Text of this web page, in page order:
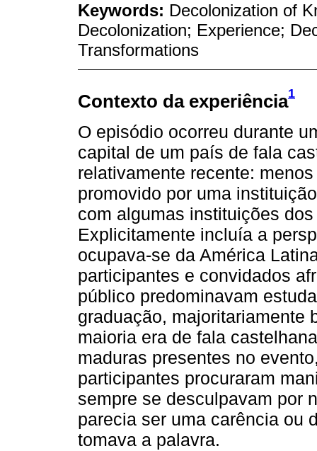
Keywords: Decolonization of
Decolonization; Experience;
Transformations
Contexto da experiência1
O episódio ocorreu durante
capital de um país de fala
relativamente recente:
promovido por uma
com algumas instituições
Explicitamente incluía a
ocupava-se da América
participantes e convidados
público predominavam
graduação, majoritariamente
maioria era de fala
maduras presentes no
participantes procuraram
sempre se desculpavam por
parecia ser uma carência ou
tomava a palavra.